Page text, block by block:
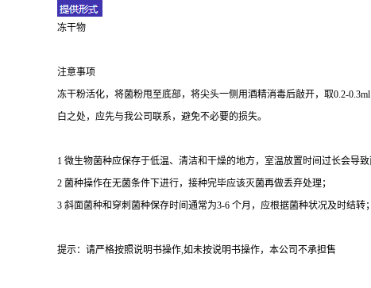
冻干物
注意事项
冻干粉活化，将菌粉甩至底部，将尖头一侧用酒精消毒后敲开，取0.2-
白之处，应先与我公司联系，避免不必要的损失。
1 微生物菌种应保存于低温、清洁和干燥的地方，室温放置时间过长会导致
2 菌种操作在无菌条件下进行，接种完毕应该灭菌再做丢弃处理；
3 斜面菌种和穿刺菌种保存时间通常为3-6 个月，应根据菌种状况及时结转
提示：请严格按照说明书操作,如未按说明书操作，本公司不承担售